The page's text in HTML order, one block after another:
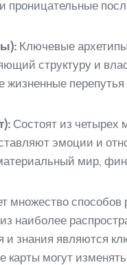
проницательные
Ключевые
структуру и
жизненные
Состоят из четырех
эмоции и
мир,
множество способов
наиболее
и знания являются
карты могут